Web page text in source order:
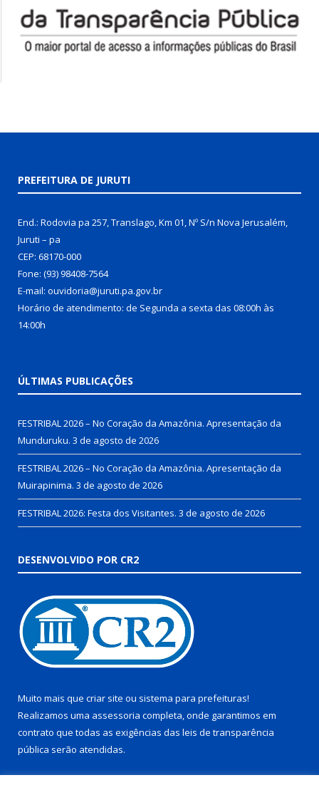
PREFEITURA DE JURUTI
End.: Rodovia pa 257, Translago, Km 01, Nº S/n Nova Jerusalém,
Juruti – pa
CEP: 68170-000
Fone: (93) 98408-7564
E-mail: ouvidoria@juruti.pa.gov.br
Horário de atendimento: de Segunda a sexta das 08:00h às
14:00h
ÚLTIMAS PUBLICAÇÕES
FESTRIBAL 2026 – No Coração da Amazônia. Apresentação da
Munduruku. 3 de agosto de 2026
FESTRIBAL 2026 – No Coração da Amazônia. Apresentação da
Muirapinima. 3 de agosto de 2026
FESTRIBAL 2026: Festa dos Visitantes. 3 de agosto de 2026
DESENVOLVIDO POR CR2
Muito mais que criar site ou sistema para prefeituras!
Realizamos uma assessoria completa, onde garantimos em
contrato que todas as exigências das leis de transparência
pública serão atendidas.